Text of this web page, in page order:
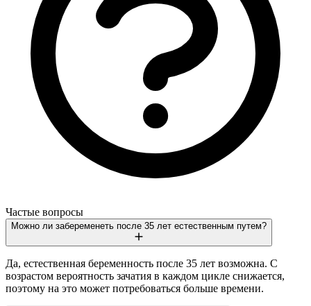
Частые вопросы
Можно ли забеременеть после 35 лет естественным путем?
Да, естественная беременность после 35 лет возможна. С
возрастом вероятность зачатия в каждом цикле снижается,
поэтому на это может потребоваться больше времени.